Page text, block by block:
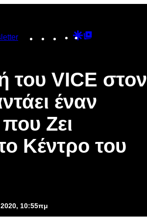
Instagram
TikTokYouTube
Google
VICE στον
έναν
Ζει
Κέντρο του
2020, 10:55πμ